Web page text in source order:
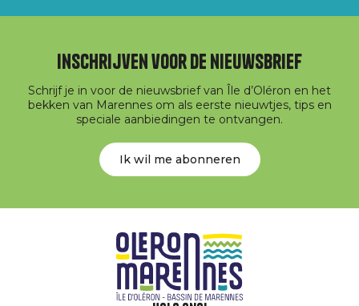
Inschrijven voor de nieuwsbrief
Schrijf je in voor de nieuwsbrief van Île d’Oléron en het
bekken van Marennes om als eerste nieuwtjes, tips en
speciale aanbiedingen te ontvangen.
Ik wil me abonneren